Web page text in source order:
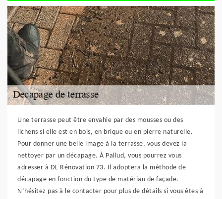
Une terrasse peut être envahie par des mousses ou des
lichens si elle est en bois, en brique ou en pierre naturelle.
Pour donner une belle image à la terrasse, vous devez la
nettoyer par un décapage. À Pallud, vous pourrez vous
adresser à DL Rénovation 73. Il adoptera la méthode de
décapage en fonction du type de matériau de façade.
N’hésitez pas à le contacter pour plus de détails si vous êtes à